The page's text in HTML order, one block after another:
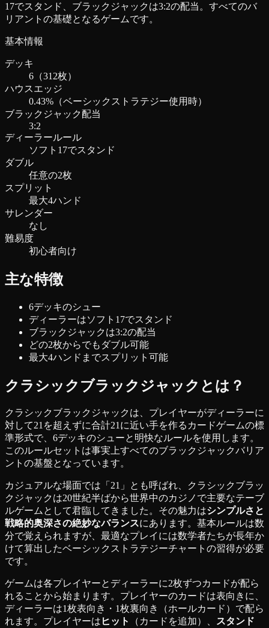
17でスタンド、ブラックジャックは3:2の配当。すべてのバ
リアントの基礎となるゲームです。
基本情報
デッキ
6（312枚）
ハウスエッジ
0.43%（ベーシックストラテジー使用時）
ブラックジャック配当
3:2
ディーラールール
ソフト17でスタンド
ダブル
任意の2枚
スプリット
最大4ハンド
サレンダー
なし
難易度
初心者向け
主な特徴
6デッキのシュー
ディーラーはソフト17でスタンド
ブラックジャックは3:2の配当
どの2枚からでもダブル可能
最大4ハンドまでスプリット可能
クラシックブラックジャックとは？
クラシックブラックジャックは、プレイヤーがディーラーに
対して21を超えずに合計21に近い手を作るカードゲームの標
準形式で、6デッキのシューと明快なルールを使用します。
このルールセットは事実上すべてのブラックジャックバリア
ントの基盤となっています。
カジュアルな場面では「21」とも呼ばれ、クラシックブラッ
クジャックは20世紀半ばから世界中のカジノで主要なテーブ
ルゲームとして君臨してきました。その魅力はシンプルさと
戦略的奥深さの絶妙なバランスにあります。基本ルールは数
分で覚えられますが、最適なプレイには数学者たちが長年か
けて算出したベーシックストラテジーチャートの習得が必要
です。
ゲームは各プレイヤーとディーラーに2枚ずつカードが配ら
れることから始まります。プレイヤーのカードは表向きに、
ディーラーは1枚表向き・1枚裏向き（ホールカード）で配ら
れます。プレイヤーは ヒット （カードを追加）、 スタンド